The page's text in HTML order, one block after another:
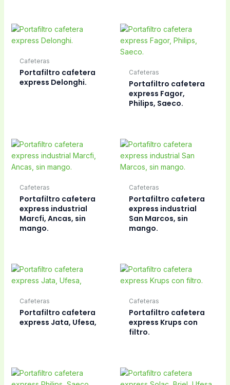
Cafeteras
Portafiltro cafetera
express Delonghi.
Cafeteras
Portafiltro cafetera
express Fagor,
Philips, Saeco.
Cafeteras
Portafiltro cafetera
express industrial
Marcfi, Ancas, sin
mango.
Cafeteras
Portafiltro cafetera
express industrial
San Marcos, sin
mango.
Cafeteras
Portafiltro cafetera
express Jata, Ufesa,
Cafeteras
Portafiltro cafetera
express Krups con
filtro.